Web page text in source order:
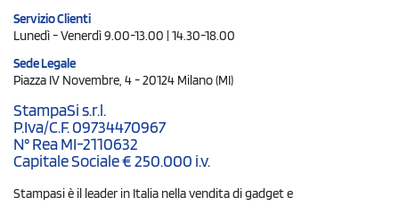
Servizio Clienti
Lunedì - Venerdì 9.00-13.00 | 14.30-18.00
Sede Legale
Piazza IV Novembre, 4 - 20124 Milano (MI)
StampaSi s.r.l.
P.Iva/C.F. 09734470967
N° Rea MI-2110632
Capitale Sociale € 250.000 i.v.
Stampasi è il leader in Italia nella vendita di gadget e